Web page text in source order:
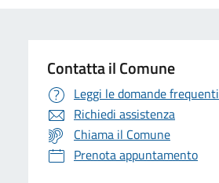
Contatta il Comune
Leggi le domande frequenti
Richiedi assistenza
Chiama il Comune
Prenota appuntamento